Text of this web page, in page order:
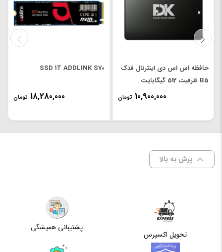
فرم فاکتور
سرعت
خواندن
550MBps
RAID
ندارد
پشتیبانی از
TRIM
حافظه اس اس دی اینترنال فدک
B5 ظرفیت 512 گیگابایت
10,900,000 تومان
SSD 1T ADDLINK S70
18,280,000 تومان
پرش به بالا
تحویل اکسپرس
پشتیبانی همیشگی